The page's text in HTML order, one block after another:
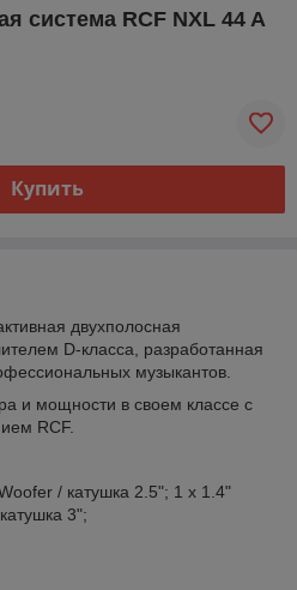
система RCF NXL 44 A
Купить
двухполосная
D-класса, разработанная
музыкантов.
и мощности в своем классе с
RCF.
/ катушка 2.5"; 1 x 1.4"
3";